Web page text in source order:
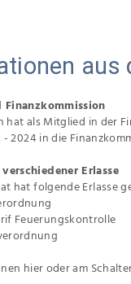
aus
hat als Mitglied in der
- 2024 in die
Erlasse
hat folgende Erlasse
Feuerungskontrolle
hier oder am